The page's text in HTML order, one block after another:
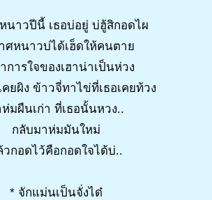
นาวปีนี้ เธอบ่อยู่ บ่ฮู้สิกอดไผ
ศหนาวบ่ได้เฮ็ดให้คนตาย
การใจของเฮาน่าเป็นห่วง
คยผิง ข้าวจี่ทาไข่ที่เธอเคยท้วง
ห่มผืนเก่า ที่เธอนั้นหวง..
กลับมาห่มมันใหม่
วกอดไว้คือกอดใจได้บ่..
* จักแม่นเป็นจั่งได๋